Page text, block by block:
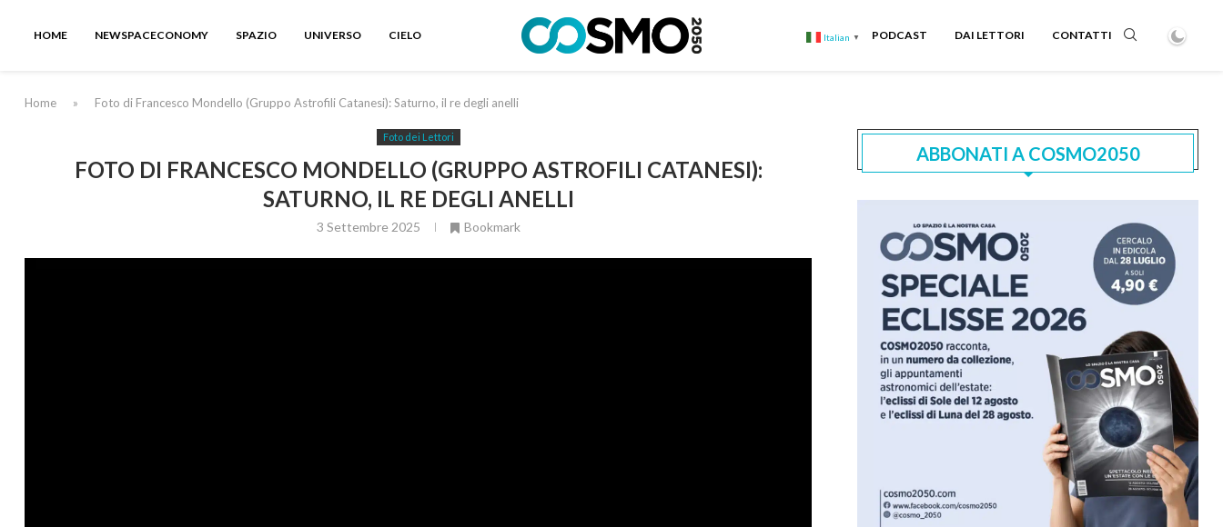
HOME NEWSPACECONOMY SPAZIO UNIVERSO CIELO Italian ▼ PODCAST DAI LETTORI CONTATTI
Home » Foto di Francesco Mondello (Gruppo Astrofili Catanesi): Saturno, il re degli anelli
Foto dei Lettori
FOTO DI FRANCESCO MONDELLO (GRUPPO ASTROFILI CATANESI):
SATURNO, IL RE DEGLI ANELLI
3 Settembre 2025 Bookmark
ABBONATI A COSMO2050